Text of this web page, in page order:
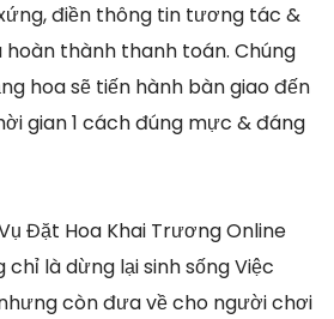
điền thông tin tương tác &
hoàn thành thanh toán. Chúng
hoa sẽ tiến hành bàn giao đến
gian 1 cách đúng mực & đáng
Đặt Hoa Khai Trương Online
là dừng lại sinh sống Việc
còn đưa về cho người chơi